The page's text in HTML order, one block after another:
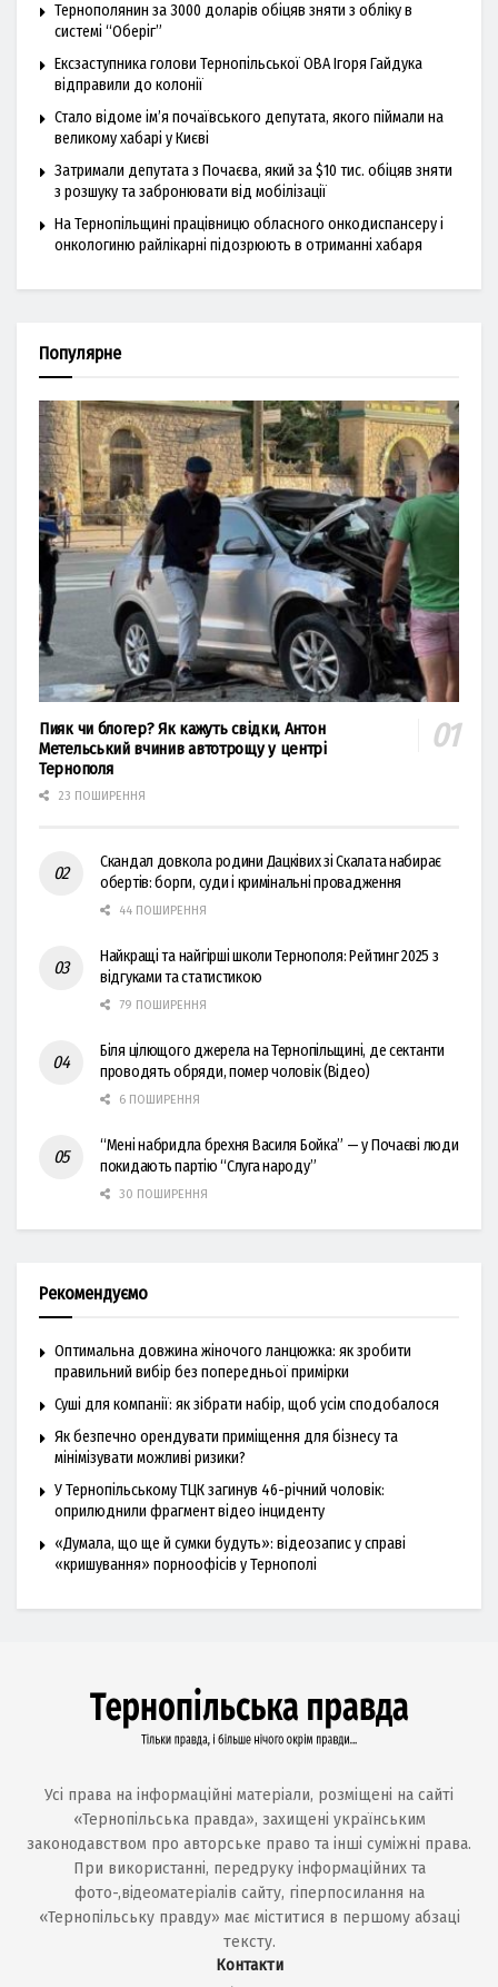
Тернополянин за 3000 доларів обіцяв зняти з обліку в
системі “Оберіг”
Ексзаступника голови Тернопільської ОВА Ігоря Гайдука
відправили до колонії
Стало відоме ім’я почаївського депутата, якого піймали на
великому хабарі у Києві
Затримали депутата з Почаєва, який за $10 тис. обіцяв зняти
з розшуку та забронювати від мобілізації
На Тернопільщині працівницю обласного онкодиспансеру і
онкологиню райлікарні підозрюють в отриманні хабаря
Популярне
Пияк чи блогер? Як кажуть свідки, Антон
Метельський вчинив автотрощу у центрі
Тернополя
23 ПОШИРЕННЯ
Скандал довкола родини Дацківих зі Скалата набирає
обертів: борги, суди і кримінальні провадження
44 ПОШИРЕННЯ
Найкращі та найгірші школи Тернополя: Рейтинг 2025 з
відгуками та статистикою
79 ПОШИРЕННЯ
Біля цілющого джерела на Тернопільщині, де сектанти
проводять обряди, помер чоловік (Відео)
6 ПОШИРЕННЯ
“Мені набридла брехня Василя Бойка” — у Почаєві люди
покидають партію “Слуга народу”
30 ПОШИРЕННЯ
Рекомендуємо
Оптимальна довжина жіночого ланцюжка: як зробити
правильний вибір без попередньої примірки
Суші для компанії: як зібрати набір, щоб усім сподобалося
Як безпечно орендувати приміщення для бізнесу та
мінімізувати можливі ризики?
У Тернопільському ТЦК загинув 46-річний чоловік:
оприлюднили фрагмент відео інциденту
«Думала, що ще й сумки будуть»: відеозапис у справі
«кришування» порноофісів у Тернополі
Усі права на інформаційні матеріали, розміщені на сайті
«Тернопільська правда», захищені українським
законодавством про авторське право та інші суміжні права.
При використанні, передруку інформаційних та
фото-,відеоматеріалів сайту, гіперпосилання на
«Тернопільську правду» має міститися в першому абзаці
тексту.
Контакти